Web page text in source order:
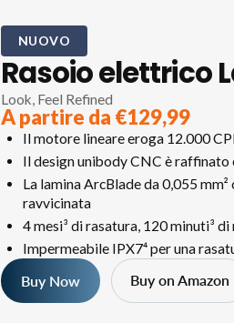
NUOVO
Rasoio elettrico
Look, Feel Refined
A partire da €129,99
Il motore lineare eroga 12.000
Il design unibody CNC è raffinato
La lamina ArcBlade da 0,055
ravvicinata
4 mesi³ di rasatura, 120 minuti³
Impermeabile IPX7⁴ per una
Buy Now Buy on Amazon